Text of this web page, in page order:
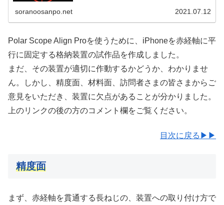
soranoosanpo.net 2021.07.12
Polar Scope Align Proを使うために、iPhoneを赤経軸に平
行に固定する格納装置の試作品を作成しました。
まだ、その装置が適切に作動するかどうか、わかりませ
ん。しかし、精度面、材料面、訪問者さまの皆さまからご
意見をいただき、装置に欠点があることが分かりました。
上のリンクの後の方のコメント欄をご覧ください。
目次に戻る▶▶
精度面
まず、赤経軸を貫通する長ねじの、装置への取り付け方で